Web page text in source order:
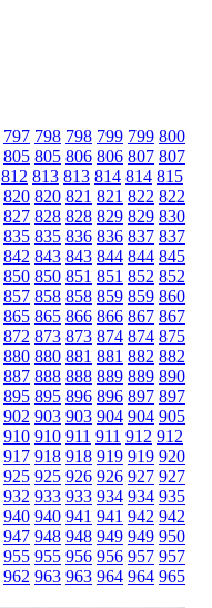
797 798 798 799 799 800
805 805 806 806 807 807
812 813 813 814 814 815
820 820 821 821 822 822
827 828 828 829 829 830
835 835 836 836 837 837
842 843 843 844 844 845
850 850 851 851 852 852
857 858 858 859 859 860
865 865 866 866 867 867
872 873 873 874 874 875
880 880 881 881 882 882
887 888 888 889 889 890
895 895 896 896 897 897
902 903 903 904 904 905
910 910 911 911 912 912
917 918 918 919 919 920
925 925 926 926 927 927
932 933 933 934 934 935
940 940 941 941 942 942
947 948 948 949 949 950
955 955 956 956 957 957
962 963 963 964 964 965